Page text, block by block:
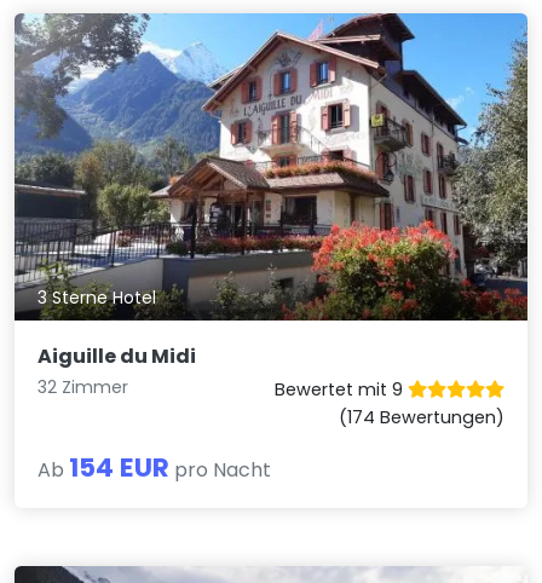
3 Sterne Hotel
Aiguille du Midi
32 Zimmer
Bewertet mit 9
(174 Bewertungen)
Ab 154 EUR pro Nacht